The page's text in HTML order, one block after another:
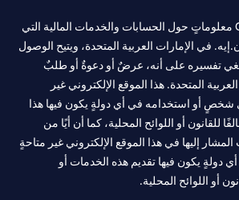
يوفر موقع Citibank.ae معلوماتٍ حول الحسابات والخدمات المالية التي
في الإمارات العربية المتحدة، ويتيح الوصول
ينبغي تفسيره على أنه، عرضٌ أو دعوةٌ أو طلبٌ
المتحدة. هذا الموقع الإلكتروني غير
أو استخدامه في أي دولةٍ يكون فيها هذا
للقانون أو اللوائح المحلية، كما أن أيًا من
إليها في هذا الموقع الإلكتروني غير متاحةٍ
دولةٍ يكون فيها تقديم هذه الخدمات أو
أو اللوائح المحلية.